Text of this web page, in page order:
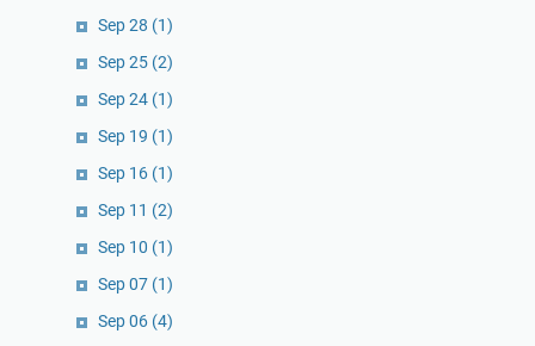
Sep 28 (1)
Sep 25 (2)
Sep 24 (1)
Sep 19 (1)
Sep 16 (1)
Sep 11 (2)
Sep 10 (1)
Sep 07 (1)
Sep 06 (4)